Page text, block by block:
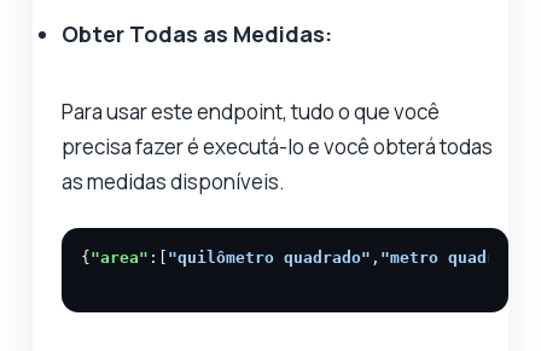
Obter Todas as Medidas:
Para usar este endpoint, tudo o que você
precisa fazer é executá-lo e você obterá todas
as medidas disponíveis.
{ "area" :[ "quilômetro quadrado" , "metro quadrado"